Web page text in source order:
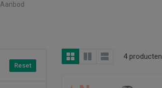
Aanbod
Reset
4 producten